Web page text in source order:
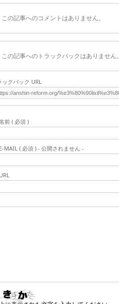
この記事へのコメントはありません。
この記事へのトラックバックはありません。
ックバック URL
前 ( 必須 )
MAIL ( 必須 ) - 公開されません -